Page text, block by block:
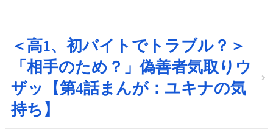
＜高1、初バイトでトラブル？＞
「相手のため？」偽善者気取りウ
ザッ【第4話まんが：ユキナの気
持ち】